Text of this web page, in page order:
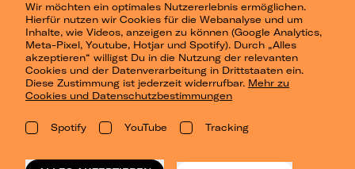
Wir möchten ein optimales Nutzererlebnis ermöglichen.
Hierfür nutzen wir Cookies für die Webanalyse und um
Inhalte, wie Videos, anzeigen zu können (Google Analytics,
Meta-Pixel, Youtube, Hotjar und Spotify). Durch „Alles
akzeptieren“ willigst Du in die Nutzung der relevanten
Cookies und der Datenverarbeitung in Drittstaaten ein.
Diese Zustimmung ist jederzeit widerrufbar. Mehr zu
Cookies und Datenschutzbestimmungen
Spotify YouTube Tracking
Presse
Berlin
Dresden
Leipzig
Konzertsommer Petersberg
Vergangene Shows